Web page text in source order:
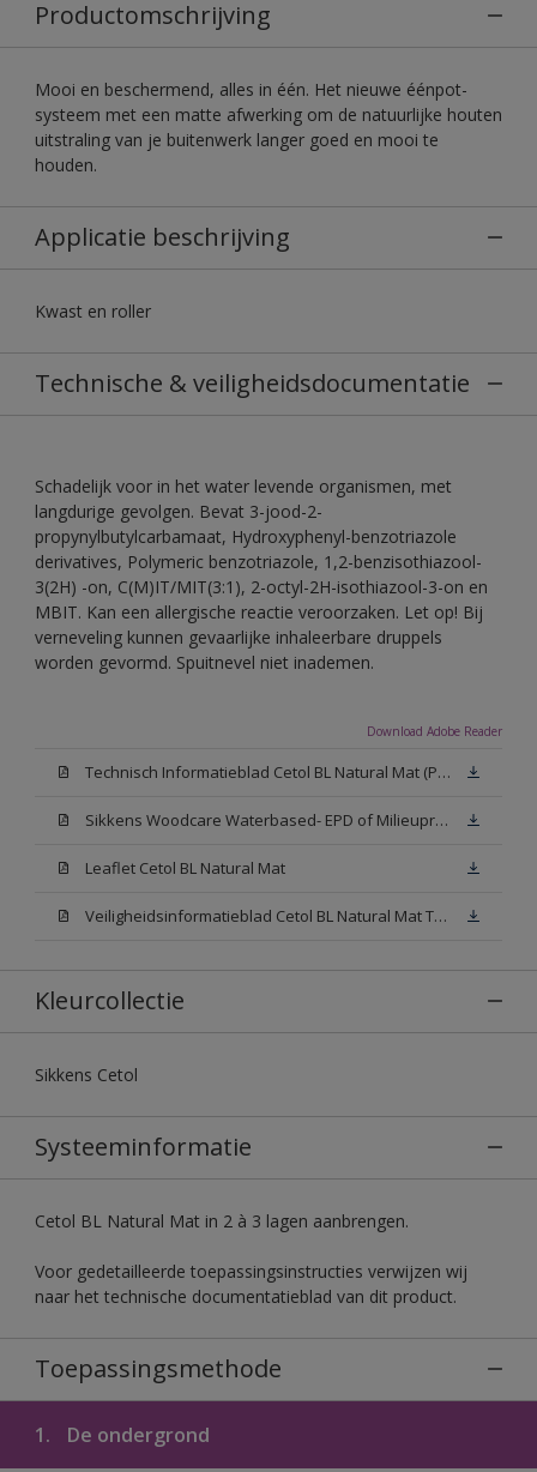
Productomschrijving
Mooi en beschermend, alles in één. Het nieuwe éénpot-
systeem met een matte afwerking om de natuurlijke houten
uitstraling van je buitenwerk langer goed en mooi te
houden.
Applicatie beschrijving
Kwast en roller
Technische & veiligheidsdocumentatie
Schadelijk voor in het water levende organismen, met
langdurige gevolgen. Bevat 3-jood-2-
propynylbutylcarbamaat, Hydroxyphenyl-benzotriazole
derivatives, Polymeric benzotriazole, 1,2-benzisothiazool-
3(2H) -on, C(M)IT/MIT(3:1), 2-octyl-2H-isothiazool-3-on en
MBIT. Kan een allergische reactie veroorzaken. Let op! Bij
verneveling kunnen gevaarlijke inhaleerbare druppels
worden gevormd. Spuitnevel niet inademen.
Download Adobe Reader
Technisch Informatieblad Cetol BL Natural Mat (PDF)
Sikkens Woodcare Waterbased- EPD of Milieuproductverklaring
Leaflet Cetol BL Natural Mat
Veiligheidsinformatieblad Cetol BL Natural Mat TU (MSDS)
Kleurcollectie
Sikkens Cetol
Systeeminformatie
Cetol BL Natural Mat in 2 à 3 lagen aanbrengen.
Voor gedetailleerde toepassingsinstructies verwijzen wij
naar het technische documentatieblad van dit product.
Toepassingsmethode
1. De ondergrond